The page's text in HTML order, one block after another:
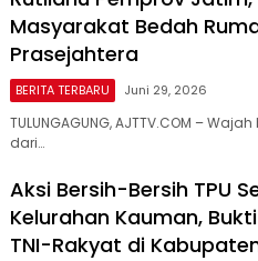
Masyarakat Bedah
Prasejahtera
BERITA TERBARU Juni 29, 2026
TULUNGAGUNG, AJTTV.COM –
dari…
Aksi Bersih-Bersih TPU
Kelurahan Kauman,
TNI-Rakyat di